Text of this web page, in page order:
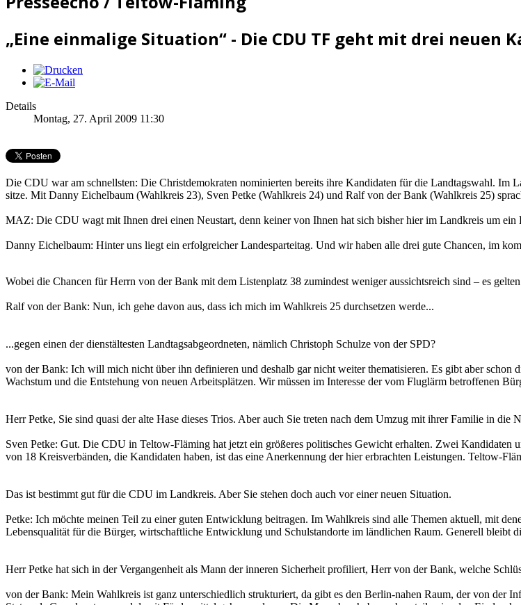
„Eine einmalige Situation“ - Die CDU TF geht mit drei neuen
Details
Montag, 27. April 2009 11:30
Die CDU war am schnellsten: Die Christdemokraten nominierten bereits ihre Kandidaten für die Landtagswahl. Im
sitze. Mit Danny Eichelbaum (Wahlkreis 23), Sven Petke (Wahlkreis 24) und Ralf von der Bank (Wahlkreis 25)
MAZ: Die CDU wagt mit Ihnen drei einen Neustart, denn keiner von Ihnen hat sich bisher hier im Landkreis um ein
Danny Eichelbaum: Hinter uns liegt ein erfolgreicher Landesparteitag. Und wir haben alle drei gute Chancen, im
Wobei die Chancen für Herrn von der Bank mit dem Listenplatz 38 zumindest weniger aussichtsreich sind – es
Ralf von der Bank: Nun, ich gehe davon aus, dass ich mich im Wahlkreis 25 durchsetzen werde...
...gegen einen der dienstältesten Landtagsabgeordneten, nämlich Christoph Schulze von der SPD?
von der Bank: Ich will mich nicht über ihn definieren und deshalb gar nicht weiter thematisieren. Es gibt aber
Wachstum und die Entstehung von neuen Arbeitsplätzen. Wir müssen im Interesse der vom Fluglärm betroffenen
Herr Petke, Sie sind quasi der alte Hase dieses Trios. Aber auch Sie treten nach dem Umzug mit ihrer Familie in die
Sven Petke: Gut. Die CDU in Teltow-Fläming hat jetzt ein größeres politisches Gewicht erhalten. Zwei Kandidaten
von 18 Kreisverbänden, die Kandidaten haben, ist das eine Anerkennung der hier erbrachten Leistungen. Teltow-
Das ist bestimmt gut für die CDU im Landkreis. Aber Sie stehen doch auch vor einer neuen Situation.
Petke: Ich möchte meinen Teil zu einer guten Entwicklung beitragen. Im Wahlkreis sind alle Themen aktuell, mit
Lebensqualität für die Bürger, wirtschaftliche Entwicklung und Schulstandorte im ländlichen Raum. Generell bleibt
Herr Petke hat sich in der Vergangenheit als Mann der inneren Sicherheit profiliert, Herr von der Bank, welche
von der Bank: Mein Wahlkreis ist ganz unterschiedlich strukturiert, da gibt es den Berlin-nahen Raum, der von der